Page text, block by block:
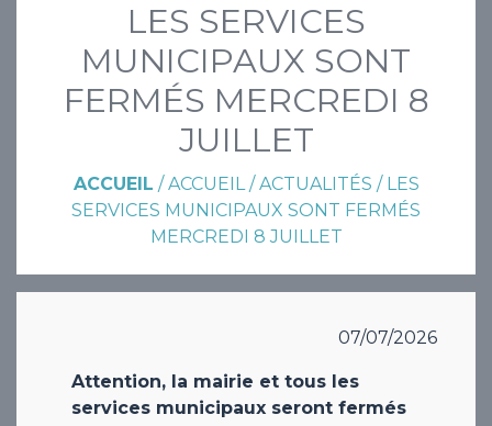
LES SERVICES
MUNICIPAUX SONT
FERMÉS MERCREDI 8
JUILLET
ACCUEIL /ACCUEIL/ACTUALITÉS / LES
SERVICES MUNICIPAUX SONT FERMÉS
MERCREDI 8 JUILLET
07/07/2026
Attention, la mairie et tous les
services municipaux seront fermés